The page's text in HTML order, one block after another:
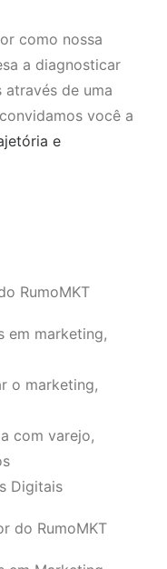
como nossa
a diagnosticar
de uma
você a
e
RumoMKT
em marketing,
o marketing,
com varejo,
Digitais
do RumoMKT